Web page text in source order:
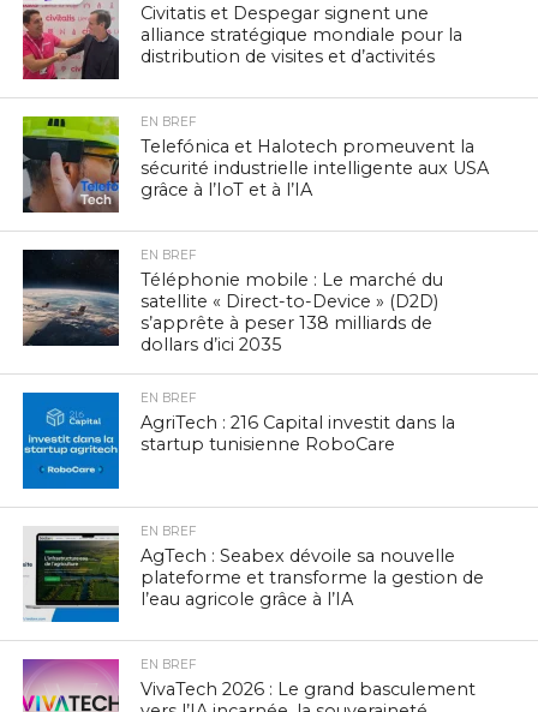
Civitatis et Despegar signent une
alliance stratégique mondiale pour la
distribution de visites et d’activités
EN BREF
Telefónica et Halotech promeuvent la
sécurité industrielle intelligente aux USA
grâce à l’IoT et à l’IA
EN BREF
Téléphonie mobile : Le marché du
satellite « Direct-to-Device » (D2D)
s’apprête à peser 138 milliards de
dollars d’ici 2035
EN BREF
AgriTech : 216 Capital investit dans la
startup tunisienne RoboCare
EN BREF
AgTech : Seabex dévoile sa nouvelle
plateforme et transforme la gestion de
l’eau agricole grâce à l’IA
EN BREF
VivaTech 2026 : Le grand basculement